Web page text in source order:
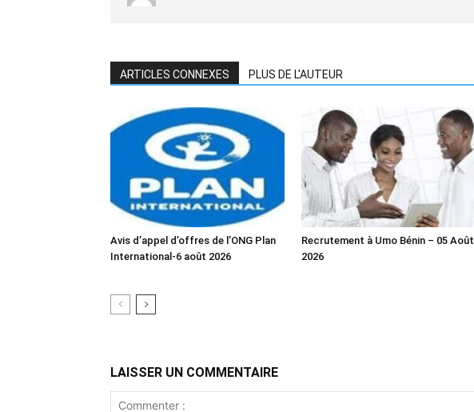
ARTICLES CONNEXES PLUS DE L'AUTEUR
Avis d’appel d’offres de l’ONG Plan
International-6 août 2026
Recrutement à Umo Bénin – 05 Août
2026
LAISSER UN COMMENTAIRE